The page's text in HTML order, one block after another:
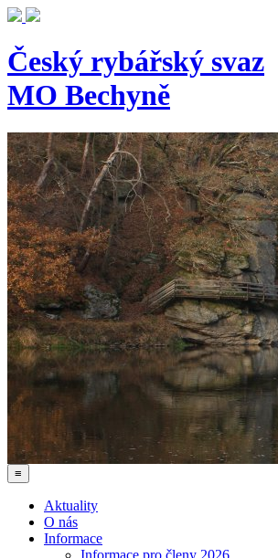
Český rybářský svaz
MO Bechyně
≡
Aktuality
O nás
Informace
Informace pro členy 2026